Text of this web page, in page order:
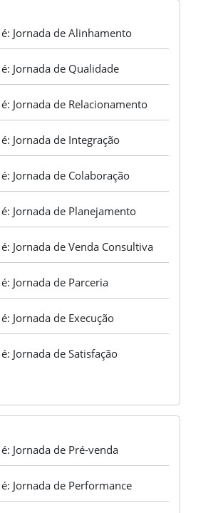
Jornada de Alinhamento
Jornada de Qualidade
Jornada de Relacionamento
Jornada de Integração
Jornada de Colaboração
Jornada de Planejamento
Jornada de Venda Consultiva
Jornada de Parceria
Jornada de Execução
Jornada de Satisfação
Jornada de Pré-venda
Jornada de Performance